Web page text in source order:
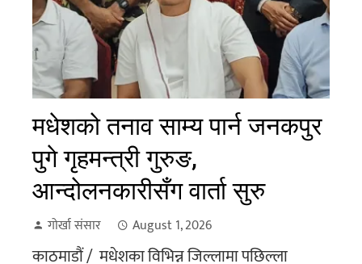
मधेशको तनाव साम्य पार्न जनकपुर
पुगे गृहमन्त्री गुरुङ,
आन्दोलनकारीसँग वार्ता सुरु
गोर्खा संसार August 1, 2026
काठमाडौं / मधेशका विभिन्न जिल्लामा पछिल्ला